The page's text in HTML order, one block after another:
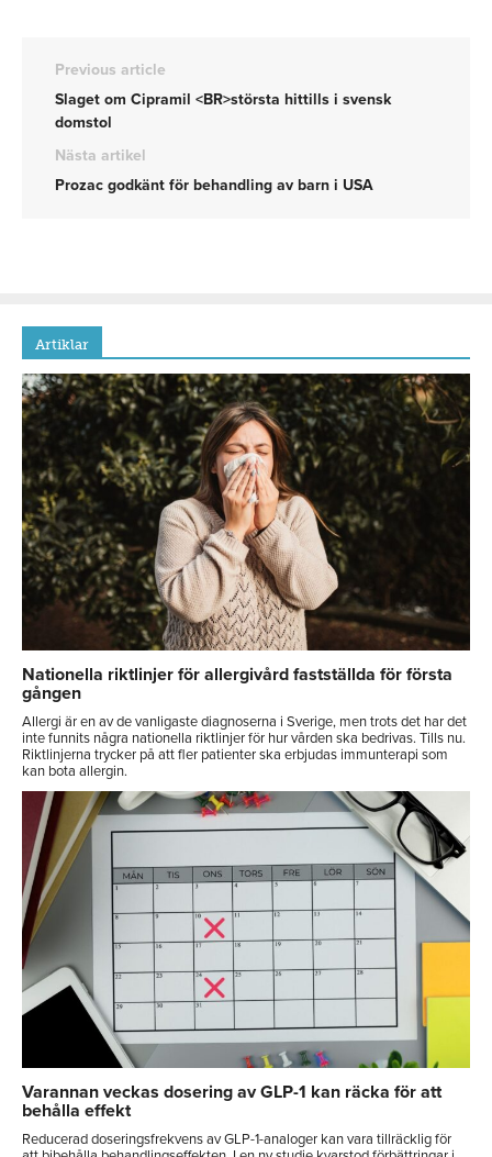
Previous article
Slaget om Cipramil <BR>största hittills i svensk
domstol
Nästa artikel
Prozac godkänt för behandling av barn i USA
Artiklar
Nationella riktlinjer för allergivård fastställda för första
gången
Allergi är en av de vanligaste diagnoserna i Sverige, men trots det har det
inte funnits några nationella riktlinjer för hur vården ska bedrivas. Tills nu.
Riktlinjerna trycker på att fler patienter ska erbjudas immunterapi som
kan bota allergin.
Varannan veckas dosering av GLP-1 kan räcka för att
behålla effekt
Reducerad doseringsfrekvens av GLP-1-analoger kan vara tillräcklig för